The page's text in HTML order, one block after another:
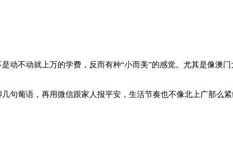
不动就上万的学费，反而有种“小而美”的感觉。尤其是像澳门
葡语，再用微信跟家人报平安，生活节奏也不像北上广那么